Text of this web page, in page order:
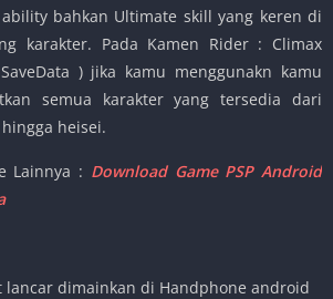
bahkan Ultimate skill yang keren di
karakter. Pada Kamen Rider : Climax
) jika kamu menggunakn kamu
semua karakter yang tersedia dari
heisei.
Lainnya : Download Game PSP Android
lancar dimainkan di Handphone android